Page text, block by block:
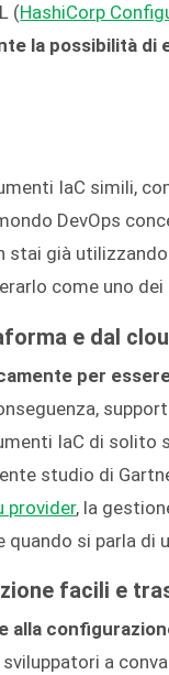
(HashiCorp
la possibilità di
IaC simili,
DevOps
stai già
come uno
e dal
per
IaC di solito
studio di
provider, la
si parla di
facili e
alla
a